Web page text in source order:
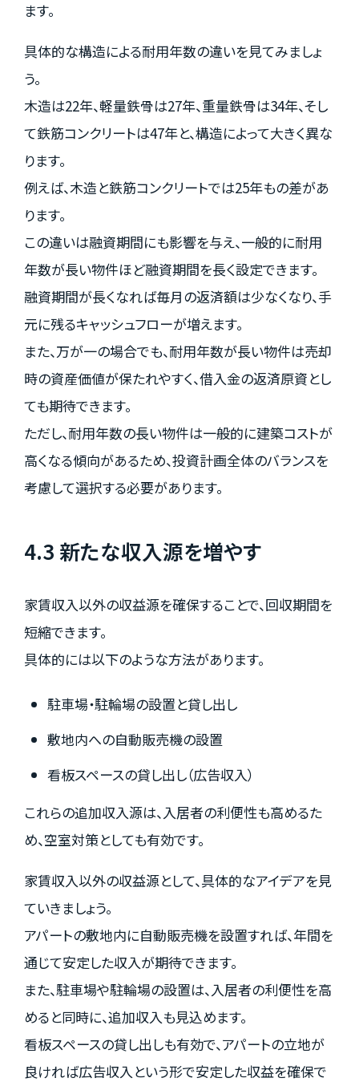
ます。
具体的な構造による耐用年数の違いを見てみましょ
う。
木造は22年、軽量鉄骨は27年、重量鉄骨は34年、そし
て鉄筋コンクリートは47年と、構造によって大きく異な
ります。
例えば、木造と鉄筋コンクリートでは25年もの差があ
ります。
この違いは融資期間にも影響を与え、一般的に耐用
年数が長い物件ほど融資期間を長く設定できます。
融資期間が長くなれば毎月の返済額は少なくなり、手
元に残るキャッシュフローが増えます。
また、万が一の場合でも、耐用年数が長い物件は売却
時の資産価値が保たれやすく、借入金の返済原資とし
ても期待できます。
ただし、耐用年数の長い物件は一般的に建築コストが
高くなる傾向があるため、投資計画全体のバランスを
考慮して選択する必要があります。
4.3 新たな収入源を増やす
家賃収入以外の収益源を確保することで、回収期間を
短縮できます。
具体的には以下のような方法があります。
駐車場・駐輪場の設置と貸し出し
敷地内への自動販売機の設置
看板スペースの貸し出し（広告収入）
これらの追加収入源は、入居者の利便性も高めるた
め、空室対策としても有効です。
家賃収入以外の収益源として、具体的なアイデアを見
ていきましょう。
アパートの敷地内に自動販売機を設置すれば、年間を
通じて安定した収入が期待できます。
また、駐車場や駐輪場の設置は、入居者の利便性を高
めると同時に、追加収入も見込めます。
看板スペースの貸し出しも有効で、アパートの立地が
良ければ広告収入という形で安定した収益を確保で